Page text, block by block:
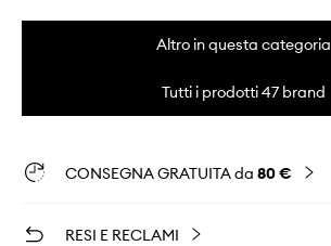
Altro in questa categoria
Tutti i prodotti 47 brand
CONSEGNA GRATUITA da 80 €
RESI E RECLAMI